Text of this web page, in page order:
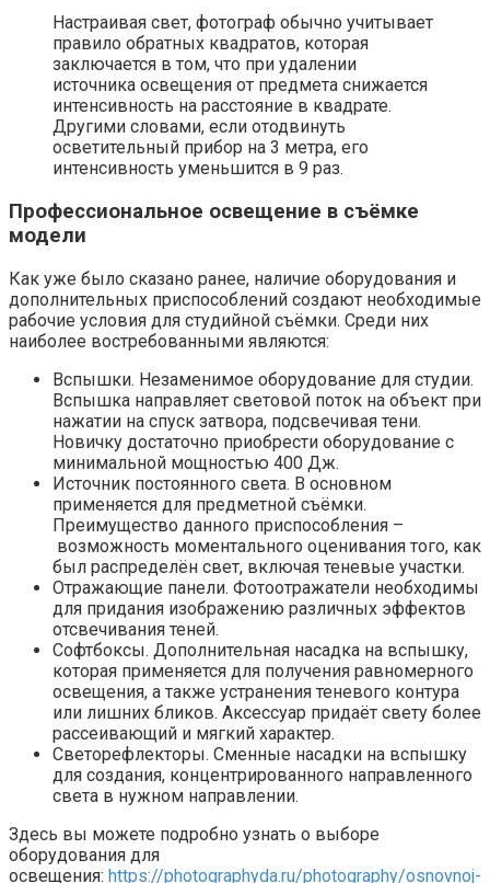
Настраивая свет, фотограф обычно учитывает
правило обратных квадратов, которая
заключается в том, что при удалении
источника освещения от предмета снижается
интенсивность на расстояние в квадрате.
Другими словами, если отодвинуть
осветительный прибор на 3 метра, его
интенсивность уменьшится в 9 раз.
Профессиональное освещение в съёмке
модели
Как уже было сказано ранее, наличие оборудования и
дополнительных приспособлений создают необходимые
рабочие условия для студийной съёмки. Среди них
наиболее востребованными являются:
Вспышки. Незаменимое оборудование для студии.
Вспышка направляет световой поток на объект при
нажатии на спуск затвора, подсвечивая тени.
Новичку достаточно приобрести оборудование с
минимальной мощностью 400 Дж.
Источник постоянного света. В основном
применяется для предметной съёмки.
Преимущество данного приспособления –
возможность моментального оценивания того, как
был распределён свет, включая теневые участки.
Отражающие панели. Фотоотражатели необходимы
для придания изображению различных эффектов
отсвечивания теней.
Софтбоксы. Дополнительная насадка на вспышку,
которая применяется для получения равномерного
освещения, а также устранения теневого контура
или лишних бликов. Аксессуар придаёт свету более
рассеивающий и мягкий характер.
Светорефлекторы. Сменные насадки на вспышку
для создания, концентрированного направленного
света в нужном направлении.
Здесь вы можете подробно узнать о выборе
оборудования для
освещения: https://photographyda.ru/photography/osnovnoj-